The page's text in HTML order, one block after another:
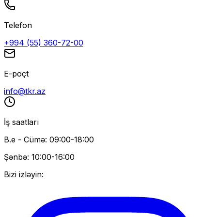
Telefon
+994 (55) 360-72-00
E-poçt
info@tkr.az
İş saatları
B.e - Cümə: 09:00-18:00
Şənbə: 10:00-16:00
Bizi izləyin: